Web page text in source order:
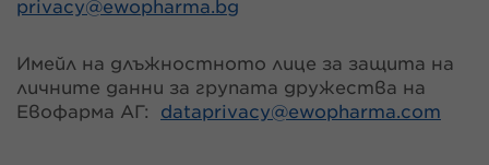
privacy@ewopharma.bg
Имейл на длъжностното лице за защита на
личните данни за групата дружества на
Евофарма АГ: dataprivacy@ewopharma.com